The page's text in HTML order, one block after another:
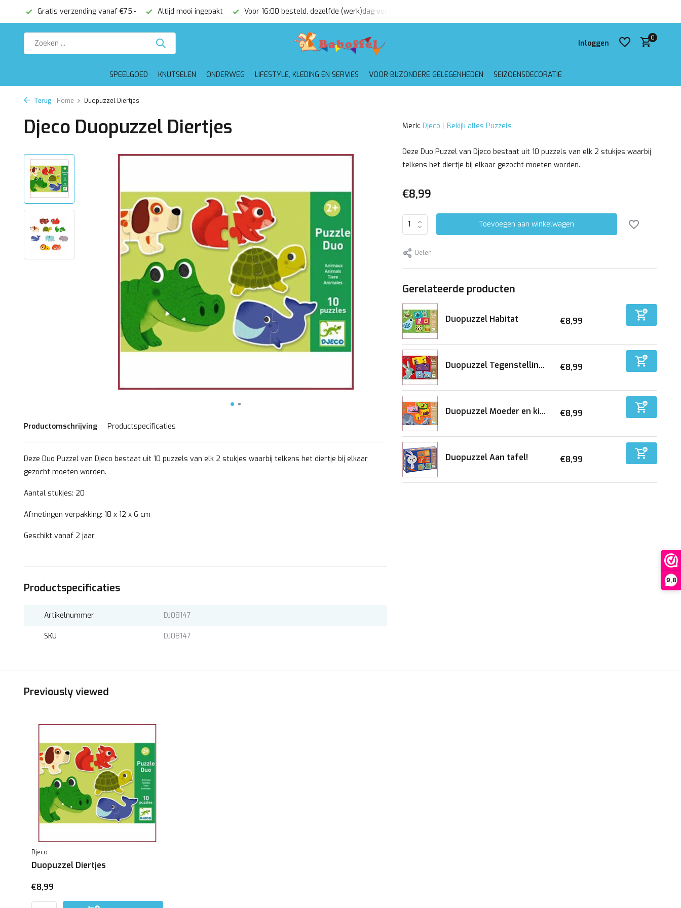
9,8
Gratis verzending vanaf €75,- Altijd mooi ingepakt Voor 16:00 besteld, dezelfde (werk)dag verzonden
Inloggen
0
SPEELGOED KNUTSELEN ONDERWEG LIFESTYLE, KLEDING EN SERVIES VOOR BIJZONDERE GELEGENHEDEN SEIZOENSDECORATIE
Terug Home Duopuzzel Diertjes
Djeco Duopuzzel Diertjes
Productomschrijving Productspecificaties
Deze Duo Puzzel van Djeco bestaat uit 10 puzzels van elk 2 stukjes waarbij telkens het diertje bij elkaar
gezocht moeten worden.
Aantal stukjes: 20
Afmetingen verpakking: 18 x 12 x 6 cm
Geschikt vanaf 2 jaar
Productspecificaties
Artikelnummer DJ08147
SKU DJ08147
Merk: Djeco Bekijk alles Puzzels
Deze Duo Puzzel van Djeco bestaat uit 10 puzzels van elk 2 stukjes waarbij
telkens het diertje bij elkaar gezocht moeten worden.
€8,99
Toevoegen aan winkelwagen
Delen
Gerelateerde producten
Duopuzzel Habitat €8,99
Duopuzzel Tegenstellin... €8,99
Duopuzzel Moeder en ki... €8,99
Duopuzzel Aan tafel! €8,99
Previously viewed
Djeco
Duopuzzel Diertjes
€8,99